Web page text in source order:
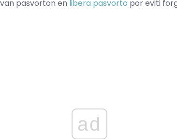
pasvorton en libera pasvorto por eviti
ad